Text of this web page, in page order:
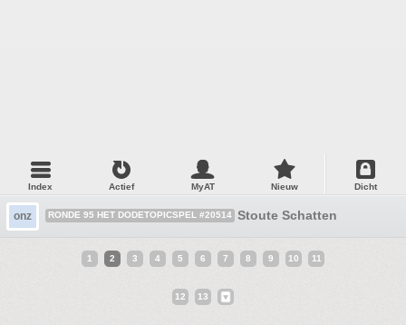
Index Actief MyAT Nieuw Dicht
onz RONDE 95 HET DODETOPICSPEL #20514 Stoute Schatten
1 2 3 4 5 6 7 8 9 10 11
12 13